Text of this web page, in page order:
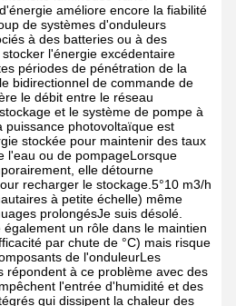
améliore encore la fiabilité
de systèmes d'onduleurs
à des batteries ou à des
l'énergie excédentaire
périodes de pénétration de la
bidirectionnel de commande de
le débit entre le réseau
et le système de pompe à
puissance photovoltaïque est
stockée pour maintenir des taux
l'eau ou de pompageLorsque
elle détourne
recharger le stockage.5°10 m3/h
à petite échelle) même
prolongésJe suis désolé.
un rôle dans le maintien
par chute de °C) mais risque
de l'onduleurLes
répondent à ce problème avec des
l'entrée d'humidité et des
qui dissipent la chaleur des